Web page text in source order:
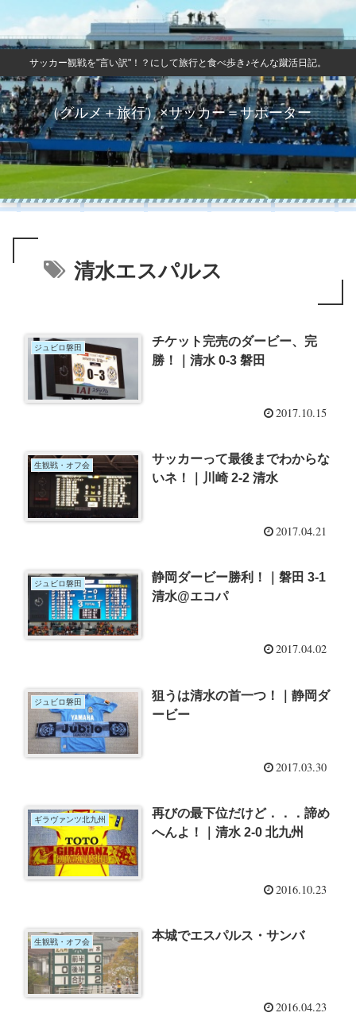
サッカー観戦を"言い訳"！？にして旅行と食べ歩き♪そんな蹴活日記。
（グルメ＋旅行）×サッカー＝サポーター
清水エスパルス
ジュビロ磐田
チケット完売のダービー、完
勝！｜清水 0-3 磐田
2017.10.15
生観戦・オフ会
サッカーって最後までわからな
いネ！｜川崎 2-2 清水
2017.04.21
ジュビロ磐田
静岡ダービー勝利！｜磐田 3-1
清水@エコパ
2017.04.02
ジュビロ磐田
狙うは清水の首一つ！｜静岡ダ
ービー
2017.03.30
ギラヴァンツ北九州
再びの最下位だけど．．．諦め
へんよ！｜清水 2-0 北九州
2016.10.23
生観戦・オフ会 本城でエスパルス・サンバ
2016.04.23